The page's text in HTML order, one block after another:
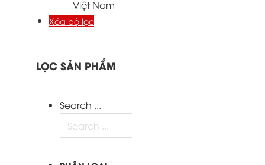
Việt Nam
Xóa bộ lọc
LỌC SẢN PHẨM
Search ...